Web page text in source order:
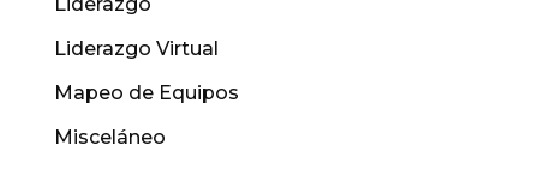
Liderazgo Virtual
Mapeo de Equipos
Misceláneo